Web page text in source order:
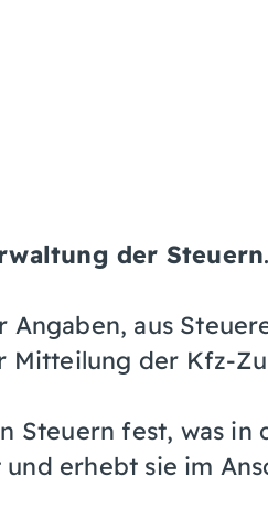
der Steuern.
aus
der Kfz-
Steuern fest, was in
erhebt sie im